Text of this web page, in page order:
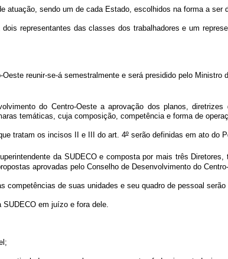
atuação, sendo um de cada Estado, escolhidos na forma a ser
representantes das classes dos trabalhadores e um
reunir-se-á semestralmente e será presidido pelo
do Centro-Oeste a aprovação dos planos,
temáticas, cuja composição, competência e forma de
tratam os incisos II e III do art. 4ºserão definidas em ato do
da SUDECO e composta por mais três
aprovadas pelo Conselho de Desenvolvimento do
competências de suas unidades e seu quadro de pessoal
em juízo e fora dele.